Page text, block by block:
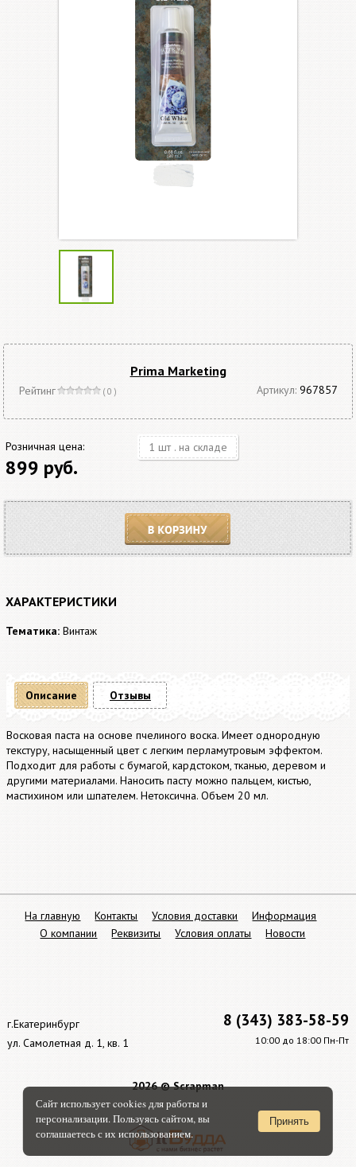
Prima Marketing
Рейтинг ( 0 ) Артикул: 967857
Розничная цена:
899 руб.
1 шт . на складе
В корзину
ХАРАКТЕРИСТИКИ
Тематика: Винтаж
Описание
Восковая паста на основе пчелиного воска. Имеет однородную
текстуру, насыщенный цвет с легким перламутровым эффектом.
Подходит для работы с бумагой, кардстоком, тканью, деревом и
другими материалами. Наносить пасту можно пальцем, кистью,
мастихином или шпателем. Нетоксична. Объем 20 мл.
Отзывы
8 (343) 383-58-59
10:00 до 18:00 Пн-Пт
г.Екатеринбург
ул. Самолетная д. 1, кв. 1
2026 © Scrapman
На главную Контакты Условия доставки
Информация
О компании
Реквизиты Условия оплаты Новости
Сайт использует cookies для работы и
персонализации. Пользуясь сайтом, вы
соглашаетесь с их использованием.
Принять